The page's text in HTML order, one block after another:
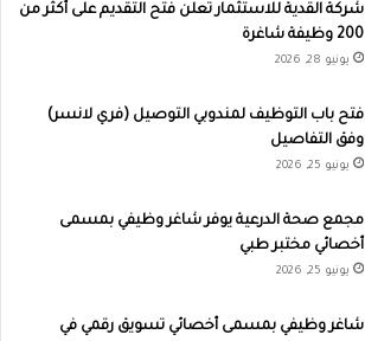
شركة القدية للاستثمار تعلن فتح التقديم على أكثر من
200 وظيفة شاغرة
يونيو 28, 2026
فتح باب التوظيف لمندوبي التوصيل (فري لانسر)
وفق التفاصيل
يونيو 25, 2026
مجمع صحة الدرعية يوفر شاغر وظيفي بمسمى
أخصائي مختبر طبي
يونيو 25, 2026
شاغر وظيفي بمسمى أخصائي تسويق رقمي في